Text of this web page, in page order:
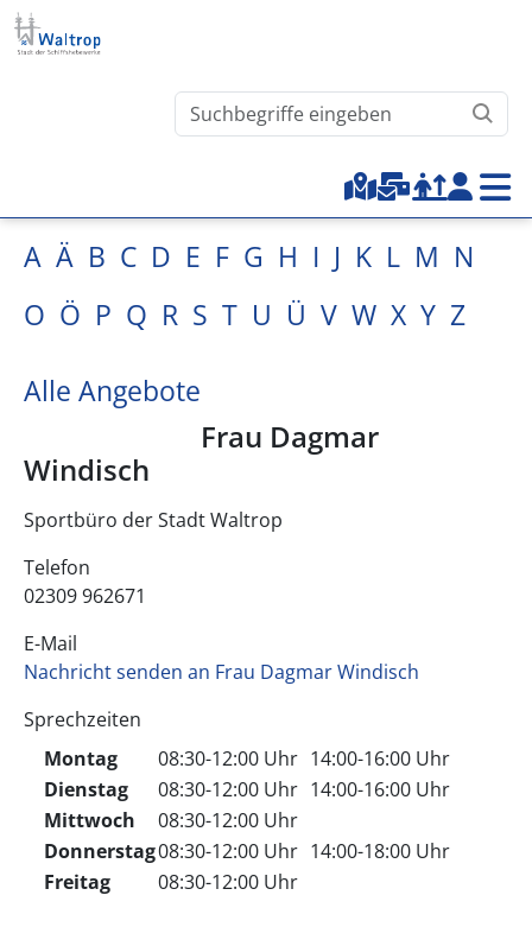
Direkt zum Inhalt
Waltrop.de durchsuchen
Top-Menu
A Ä B C D E F G H I J K L M N
O Ö P Q R S T U Ü V W X Y Z
Alle Angebote
Frau Dagmar
Windisch
Sportbüro der Stadt Waltrop
Telefon
02309 962671
E-Mail
Nachricht senden an Frau Dagmar Windisch
Sprechzeiten
Montag
08:30-12:00 Uhr 14:00-16:00 Uhr
Dienstag
08:30-12:00 Uhr 14:00-16:00 Uhr
Mittwoch
08:30-12:00 Uhr
Donnerstag08:30-12:00 Uhr 14:00-18:00 Uhr
Freitag
08:30-12:00 Uhr